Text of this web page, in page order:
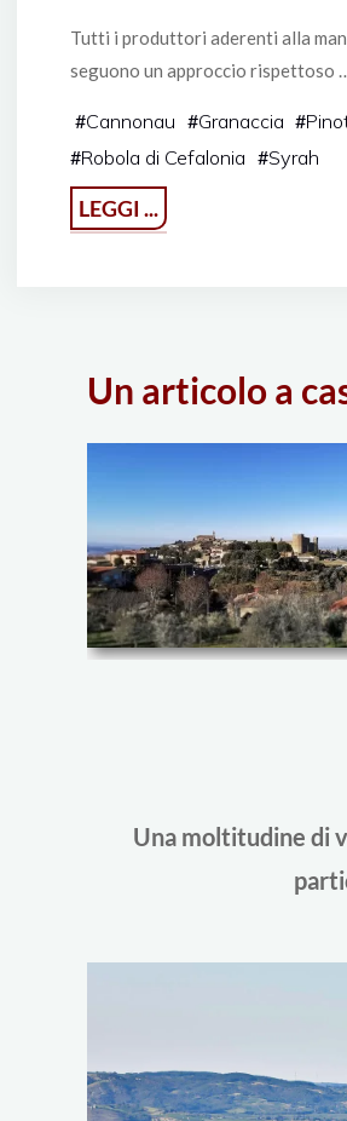
Tutti i produttori aderenti alla
seguono un approccio rispettoso …
#Cannonau #Granaccia #
#Robola di Cefalonia #Syrah
LEGGI ...
Un articolo a
Una moltitudine di